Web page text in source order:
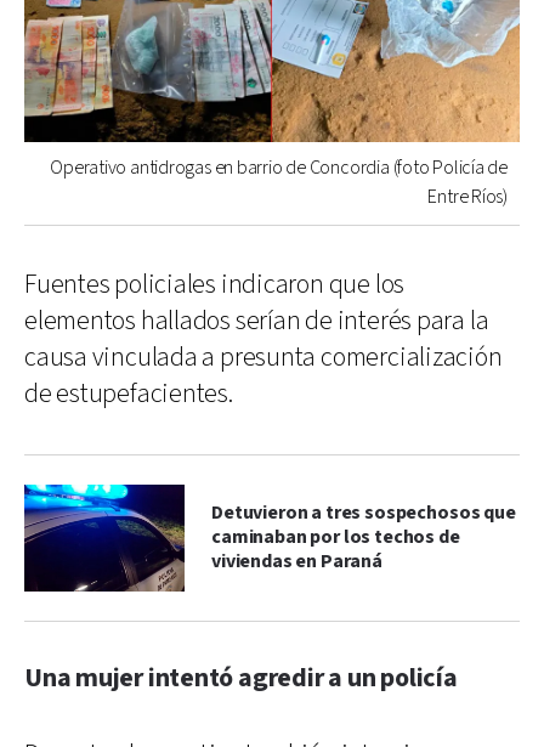
Operativo antidrogas en barrio de Concordia (foto Policía de
Entre Ríos)
Fuentes policiales indicaron que los
elementos hallados serían de interés para la
causa vinculada a presunta comercialización
de estupefacientes.
Detuvieron a tres sospechosos que
caminaban por los techos de
viviendas en Paraná
Una mujer intentó agredir a un policía